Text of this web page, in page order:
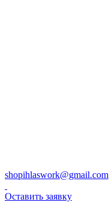
shopihlaswork@gmail.com
Оставить заявку